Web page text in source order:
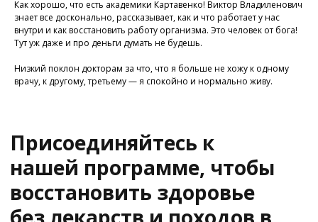
Как хорошо, что есть академики Картавенко! Виктор Владиленович
знает все досконально, рассказывает, как и что работает у нас
внутри и как восстановить работу организма. Это человек от бога!
Тут уж даже и про деньги думать не будешь.
Низкий поклон докторам за что, что я больше не хожу к одному
врачу, к другому, третьему — я спокойно и нормально живу.
с нашим специалистом?
Задать вопрос
Напишите нам в службу заботы